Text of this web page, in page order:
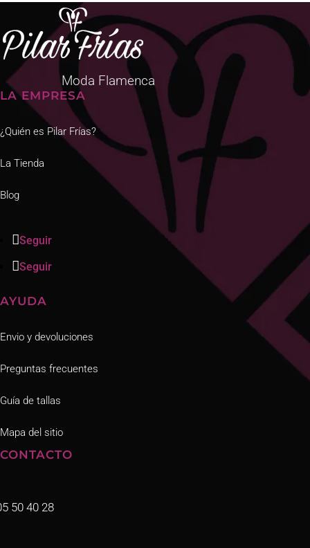
Moda Flamenca
LA EMPRESA
¿Quién es Pilar Frías?
La Tienda
Blog
Seguir
Seguir
AYUDA
Envio y devoluciones
Preguntas frecuentes
Guía de tallas
Mapa del sitio
CONTACTO
50 40 28